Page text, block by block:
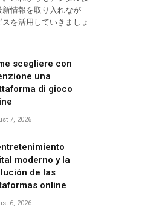
情報を取り入れなが
を活用していきましょ
scegliere con
una
di gioco
7, 2026
moderno y la
de las
online
6, 2026